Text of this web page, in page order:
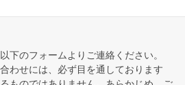
下のフォームよりご連絡ください。
わせには、必ず目を通しております